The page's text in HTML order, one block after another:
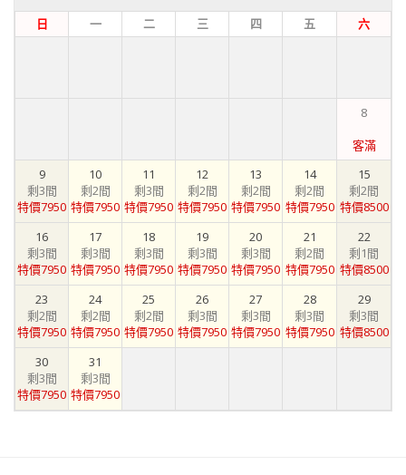
日 一 二 三 四 五 六
8
客滿
9
剩3間
特價7950
10
剩2間
特價7950
11
剩3間
特價7950
12
剩2間
特價7950
13
剩2間
特價7950
14
剩2間
特價7950
15
剩2間
特價8500
16
剩3間
特價7950
17
剩3間
特價7950
18
剩3間
特價7950
19
剩3間
特價7950
20
剩3間
特價7950
21
剩2間
特價7950
22
剩1間
特價8500
23
剩2間
特價7950
24
剩2間
特價7950
25
剩2間
特價7950
26
剩3間
特價7950
27
剩3間
特價7950
28
剩3間
特價7950
29
剩3間
特價8500
30
剩3間
特價7950
31
剩3間
特價7950